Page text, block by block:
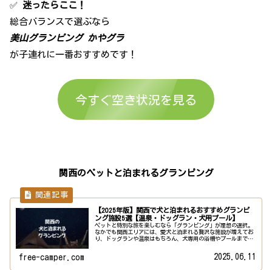
✅ 迷ったらここ！
総合バランスで選ぶなら
美山グランピング かやグラ
が子連れに一番おすすめです！
今すぐ空き状況を見る
関西のペットと泊まれるグランピング
【2025年版】関西で犬と泊まれるおすすめグランピ
ング施設5選【温泉・ドッグラン・犬用プール】
ペットと特別な旅を楽しむなら「グランピング」が理想の選択。
なかでも関西エリアには、愛犬と泊まれる贅沢な施設が増えてお
り、ドッグランや温泉はもちろん、犬専用の浴槽やプールまで完
free-camper.com 2025.06.11